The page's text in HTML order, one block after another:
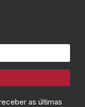
as últimas